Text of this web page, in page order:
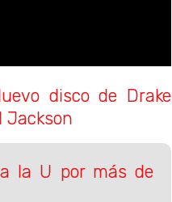
disco de Drake
Jackson
la U por más de